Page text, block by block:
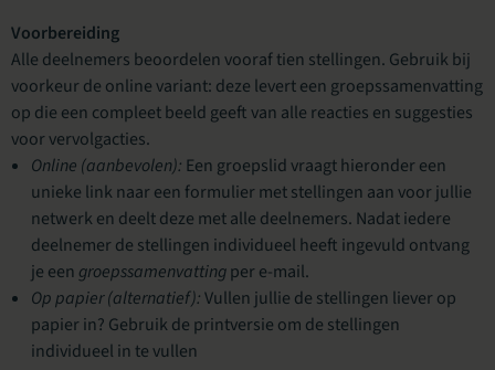
Voorbereiding
Alle deelnemers beoordelen vooraf tien stellingen. Gebruik bij
voorkeur de online variant: deze levert een groepssamenvatting
op die een compleet beeld geeft van alle reacties en suggesties
voor vervolgacties.
Online (aanbevolen): Een groepslid vraagt hieronder een
unieke link naar een formulier met stellingen aan voor jullie
netwerk en deelt deze met alle deelnemers. Nadat iedere
deelnemer de stellingen individueel heeft ingevuld ontvang
je een groepssamenvattingper e-mail.
Op papier (alternatief):Vullen jullie de stellingen liever op
papier in? Gebruik de printversie om de stellingen
individueel in te vullen